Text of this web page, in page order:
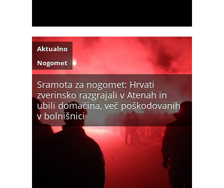
Sramota za nogomet: Hrvati
zverinsko razgrajali v Atenah in
ubili domačina, več poškodovanih
v bolnišnici
Aktualno
Nogomet